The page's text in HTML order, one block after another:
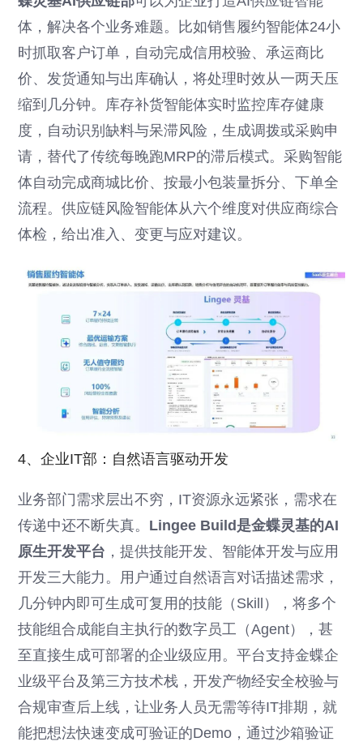
体，解决各个业务难题。比如销售履约智能体24小
时抓取客户订单，自动完成信用校验、承运商比
价、发货通知与出库确认，将处理时效从一两天压
缩到几分钟。库存补货智能体实时监控库存健康
度，自动识别缺料与呆滞风险，生成调拨或采购申
请，替代了传统每晚跑MRP的滞后模式。采购智能
体自动完成商城比价、按最小包装量拆分、下单全
流程。供应链风险智能体从六个维度对供应商综合
体检，给出准入、变更与应对建议。
4、企业IT部：自然语言驱动开发
业务部门需求层出不穷，IT资源永远紧张，需求在
传递中还不断失真。 Lingee Build是金蝶灵基的AI
原生开发平台 ，提供技能开发、智能体开发与应用
开发三大能力。用户通过自然语言对话描述需求，
几分钟内即可生成可复用的技能（Skill），将多个
技能组合成能自主执行的数字员工（Agent），甚
至直接生成可部署的企业级应用。平台支持金蝶企
业级平台及第三方技术栈，开发产物经安全校验与
合规审查后上线，让业务人员无需等待IT排期，就
能把想法快速变成可验证的Demo，通过沙箱验证